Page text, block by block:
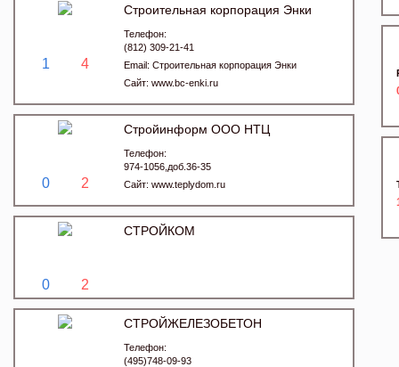
1 4
Строительная корпорация Энки
Телефон:
(812) 309-21-41
Email: Строительная корпорация Энки
Сайт: www.bc-enki.ru
0 2
Стройинформ ООО НТЦ
Телефон:
974-1056,доб.36-35
Сайт: www.teplydom.ru
0 2
СТРОЙКОМ
СТРОЙЖЕЛЕЗОБЕТОН
Телефон:
(495)748-09-93